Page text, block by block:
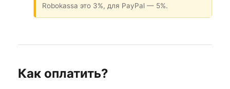
Robokassa это 3%, для PayPal — 5%.
Как оплатить?